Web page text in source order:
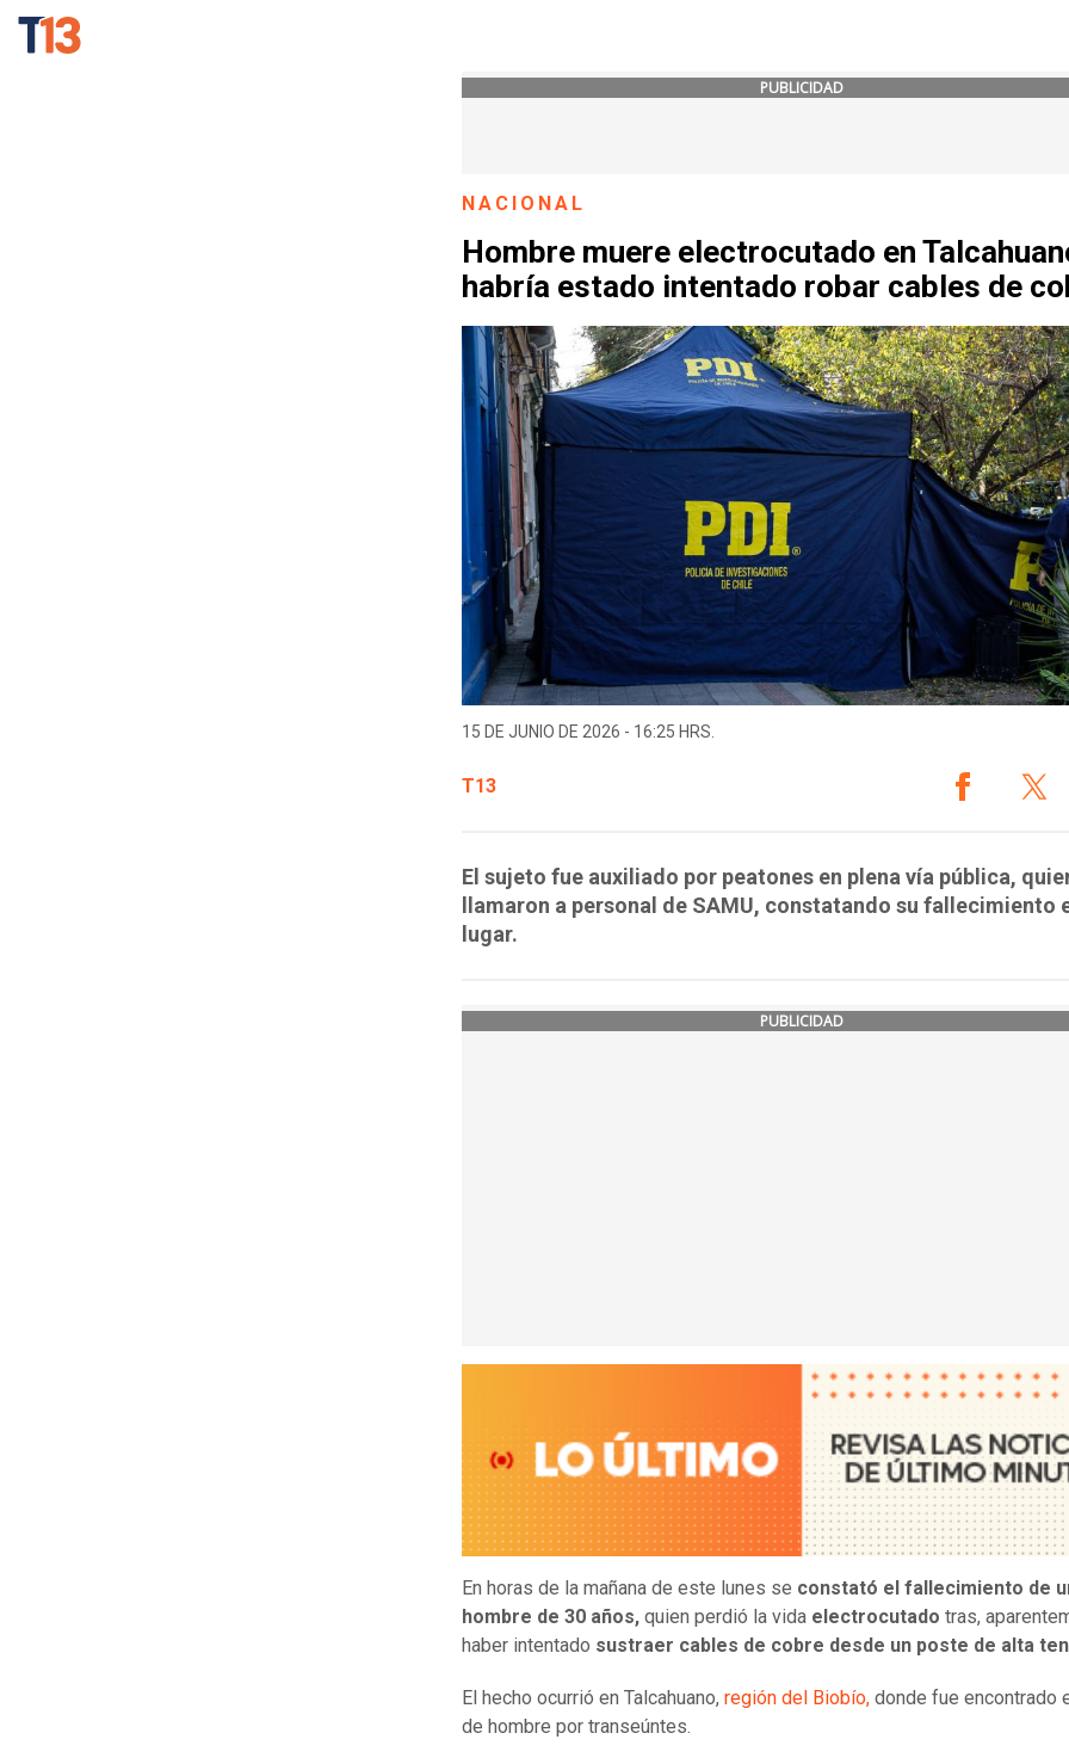
PUBLICIDAD
NACIONAL
Hombre muere electrocutado en
habría estado intentado robar cables de
15 DE JUNIO DE 2026 - 16:25 HRS.
T13
El sujeto fue auxiliado por peatones en plena vía pública,
llamaron a personal de SAMU, constatando su fallecimiento
lugar.
PUBLICIDAD
En horas de la mañana de este lunes se constató el fallecimiento de
hombre de 30 años, quien perdió la vida electrocutado tras,
haber intentado sustraer cables de cobre desde un poste de alta
El hecho ocurrió en Talcahuano, región del Biobío, donde fue encontrado
de hombre por transeúntes.